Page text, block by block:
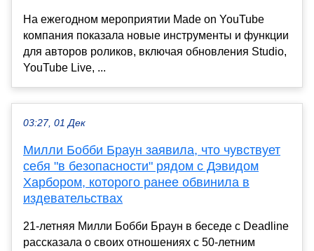
На ежегодном мероприятии Made on YouTube
компания показала новые инструменты и функции
для авторов роликов, включая обновления Studio,
YouTube Live, ...
03:27, 01 Дек
Милли Бобби Браун заявила, что чувствует
себя "в безопасности" рядом с Дэвидом
Харбором, которого ранее обвинила в
издевательствах
21-летняя Милли Бобби Браун в беседе с Deadline
рассказала о своих отношениях с 50-летним